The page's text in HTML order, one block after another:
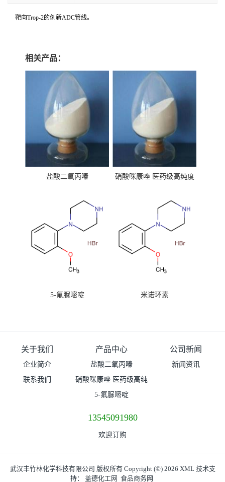
靶向Trop-2的创新ADC管线。
相关产品：
盐酸二氧丙嗪
硝酸咪康唑 医药级高纯度
5-氟脲嘧啶 米诺环素
关于我们
企业简介
联系我们
产品中心
盐酸二氧丙嗪
硝酸咪康唑 医药级高纯
度99%原粉
5-氟脲嘧啶
公司新闻
新闻资讯
13545091980
欢迎订购
武汉丰竹林化学科技有限公司 版权所有 Copyright (©) 2026 XML技术支
持： 盖德化工网 食品商务网